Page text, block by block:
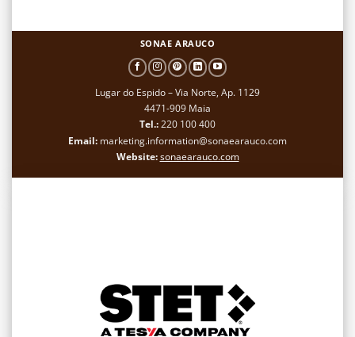
SONAE ARAUCO
Lugar do Espido – Via Norte, Ap. 1129
4471-909 Maia
Tel.:220 100 400
Email: marketing.information@sonaearauco.com
Website: sonaearauco.com